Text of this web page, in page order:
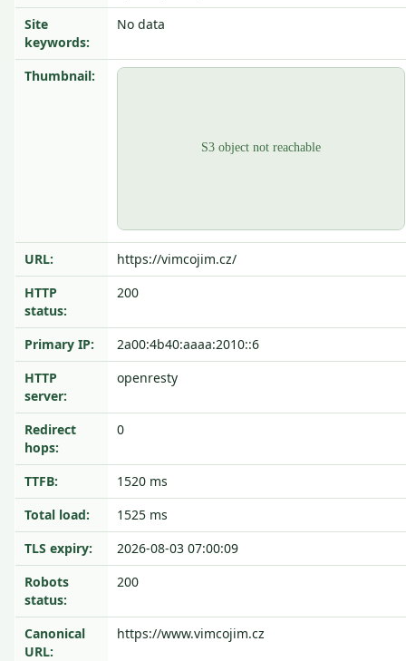
Site
keywords:
No data
Thumbnail:
URL:
https://vimcojim.cz/
HTTP
status:
200
Primary IP:
2a00:4b40:aaaa:2010::6
HTTP
server:
openresty
Redirect
hops:
0
TTFB:
1520 ms
Total load:
1525 ms
TLS expiry:
2026-08-03 07:00:09
Robots
status:
200
Canonical
URL:
https://www.vimcojim.cz